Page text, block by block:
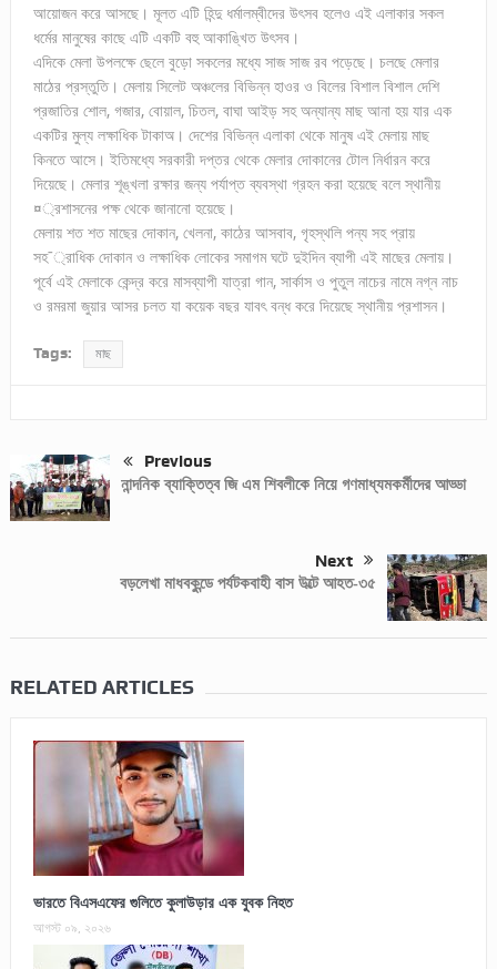
আয়োজন করে আসছে। মূলত এটি হিন্দু ধর্মালম্বীদের উৎসব হলেও এই এলাকার সকল
ধর্মের মানুষের কাছে এটি একটি বহু আকাঙ্খিত উৎসব।
এদিকে মেলা উপলক্ষে ছেলে বুড়ো সকলের মধ্যে সাজ সাজ রব পড়েছে। চলছে মেলার
মাঠের প্রস্তুতি। মেলায় সিলেট অঞ্চলের বিভিন্ন হাওর ও বিলের বিশাল বিশাল দেশি
প্রজাতির শোল, গজার, বোয়াল, চিতল, বাঘা আইড় সহ অন্যান্য মাছ আনা হয় যার এক
একটির মুল্য লক্ষাধিক টাকাঅ। দেশের বিভিন্ন এলাকা থেকে মানুষ এই মেলায় মাছ
কিনতে আসে। ইতিমধ্যে সরকারী দপ্তর থেকে মেলার দোকানের টোল নির্ধারন করে
দিয়েছে। মেলার শূঙ্খলা রক্ষার জন্য পর্যাপ্ত ব্যবস্থা গ্রহন করা হয়েছে বলে স্থানীয়
¤্রশাসনের পক্ষ থেকে জানানো হয়েছে।
মেলায় শত শত মাছের দোকান, খেলনা, কাঠের আসবাব, গৃহস্থলি পন্য সহ প্রায়
সহ¯্রাধিক দোকান ও লক্ষাধিক লোকের সমাগম ঘটে দুইদিন ব্যাপী এই মাছের মেলায়।
পূর্বে এই মেলাকে কেন্দ্র করে মাসব্যাপী যাত্রা গান, সার্কাস ও পুতুল নাচের নামে নগ্ন নাচ
ও রমরমা জুয়ার আসর চলত যা কয়েক বছর যাবৎ বন্ধ করে দিয়েছে স্থানীয় প্রশাসন।
Tags: মাছ
Previous
নান্দনিক ব্যাক্তিত্ব জি এম শিবলীকে নিয়ে গণমাধ্যমকর্মীদের আড্ডা
Next
বড়লেখা মাধবকুন্ডে পর্যটকবাহী বাস উল্টে আহত-৩৫
RELATED ARTICLES
ভারতে বিএসএফের গুলিতে কুলাউড়ার এক যুবক নিহত
আগস্ট ০৯, ২০২৬